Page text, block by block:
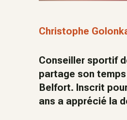
Christophe
Conseiller sportif
partage son
Belfort. Inscrit
ans a apprécié la